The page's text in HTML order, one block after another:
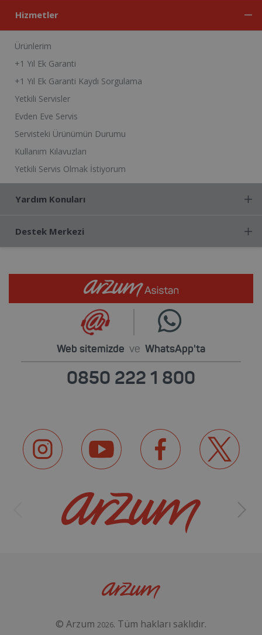
Hizmetler
Ürünlerim
+1 Yıl Ek Garanti
+1 Yıl Ek Garanti Kaydı Sorgulama
Yetkili Servisler
Evden Eve Servis
Servisteki Ürünümün Durumu
Kullanım Kılavuzları
Yetkili Servis Olmak İstiyorum
Yardım Konuları
Destek Merkezi
Web sitemizde ve WhatsApp'ta
0850 222 1 800
© Arzum 2026. Tüm hakları saklıdır.